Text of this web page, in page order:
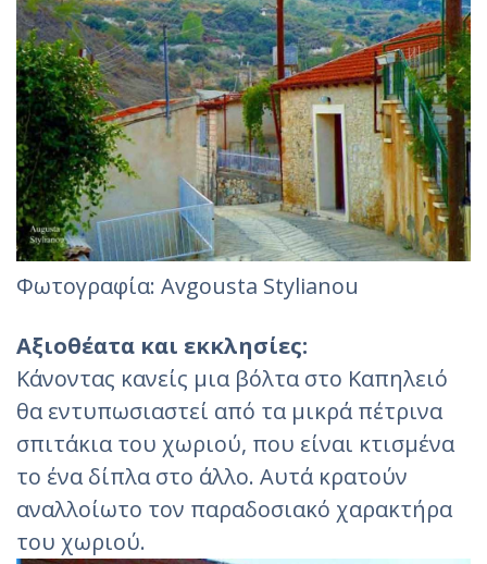
Φωτογραφία: Avgousta Stylianou
Αξιοθέατα και εκκλησίες:
Κάνοντας κανείς μια βόλτα στο Καπηλειό
θα εντυπωσιαστεί από τα μικρά πέτρινα
σπιτάκια του χωριού, που είναι κτισμένα
το ένα δίπλα στο άλλο. Αυτά κρατούν
αναλλοίωτο τον παραδοσιακό χαρακτήρα
του χωριού.